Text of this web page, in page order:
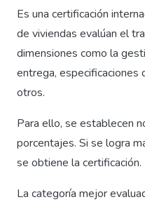
Es una certificación
de viviendas evalúan el
dimensiones como la
entrega,
otros.
Para ello, se establecen
porcentajes. Si se logra
se obtiene la certificación.
La categoría mejor